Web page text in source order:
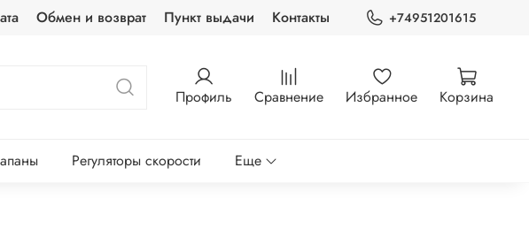
Обмен и возврат Пункт выдачи Контакты +74951201615
Профиль Сравнение Избранное Корзина
Регуляторы скорости Еще